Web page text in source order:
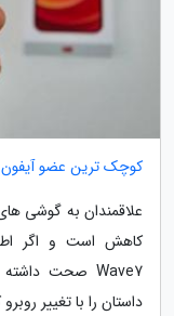
کوچک ترین عضو آیفون های 2020 اخبار خوبی با خود به
علاقمندان به گوشی
کاهش است و اگر
داستان را با تغییر